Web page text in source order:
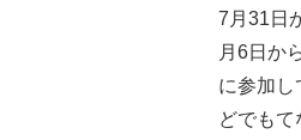
7月31日
月6日か
に参加し
どでもて